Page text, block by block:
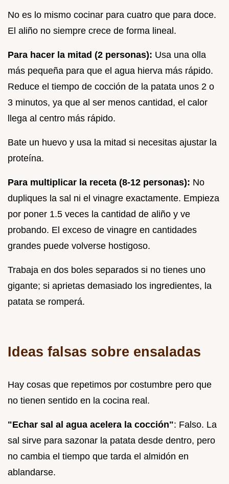
No es lo mismo cocinar para cuatro que para doce.
El aliño no siempre crece de forma lineal.
Para hacer la mitad (2 personas): Usa una olla
más pequeña para que el agua hierva más rápido.
Reduce el tiempo de cocción de la patata unos 2 o
3 minutos, ya que al ser menos cantidad, el calor
llega al centro más rápido.
Bate un huevo y usa la mitad si necesitas ajustar la
proteína.
Para multiplicar la receta (8-12 personas): No
dupliques la sal ni el vinagre exactamente. Empieza
por poner 1.5 veces la cantidad de aliño y ve
probando. El exceso de vinagre en cantidades
grandes puede volverse hostigoso.
Trabaja en dos boles separados si no tienes uno
gigante; si aprietas demasiado los ingredientes, la
patata se romperá.
Ideas falsas sobre ensaladas
Hay cosas que repetimos por costumbre pero que
no tienen sentido en la cocina real.
"Echar sal al agua acelera la cocción": Falso. La
sal sirve para sazonar la patata desde dentro, pero
no cambia el tiempo que tarda el almidón en
ablandarse.